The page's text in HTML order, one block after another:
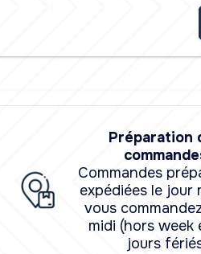
Préparation
Commandes
expédiées le jour
vous
midi (hors week
jours